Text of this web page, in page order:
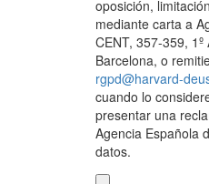
oposición,
mediante carta a
CENT, 357-359, 1º
Barcelona, o
rgpd@harvard-
cuando lo
presentar una
Agencia Española
datos.